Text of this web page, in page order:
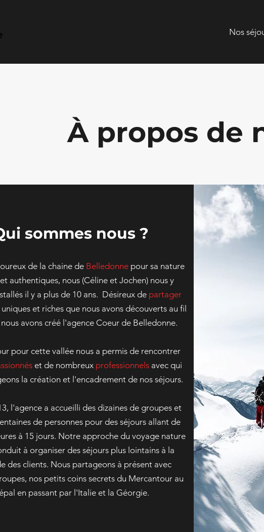
Nos
À propos de
sommes nous ?
de la chaine de Belledonnepour sa nature
authentiques, nous (Céline et Jochen) nous y
il y a plus de 10 ans. Désireux de partager
et riches que nous avons découverts au fil
avons créé l'agence Coeur de Belledonne.
pour cette vallée nous a permis de rencontrer
et de nombreux professionnels avec qui
la création et l'encadrement de nos séjours.
l'agence a accueilli des dizaines de groupes et
de personnes pour des séjours allant de
à 15 jours. Notre approche du voyage nature
à organiser des séjours plus lointains à la
des clients. Nous partageons à présent avec
nos petits coins secrets du Mercantour au
en passant par l'Italie et la Géorgie.